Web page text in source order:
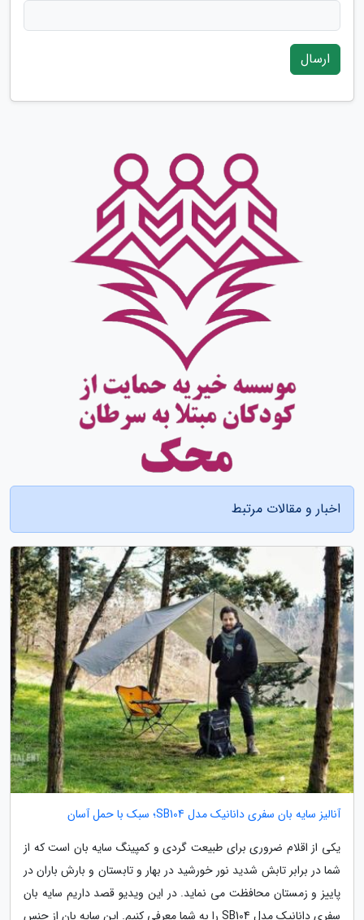
ارسال
اخبار و مقالات مرتبط
آنالیز سایه بان سفری دانانیک مدل SB104؛ سبک با حمل آسان
یکی از اقلام ضروری برای طبیعت گردی و کمپینگ سایه بان است که از
شما در برابر تابش شدید نور خورشید در بهار و تابستان و بارش باران در
پاییز و زمستان محافظت می نماید. در این ویدیو قصد داریم سایه بان
سفری دانانیک مدل SB104 را به شما معرفی کنیم. این سایه بان از جنس